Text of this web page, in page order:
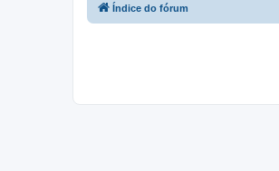
Índice do fórum